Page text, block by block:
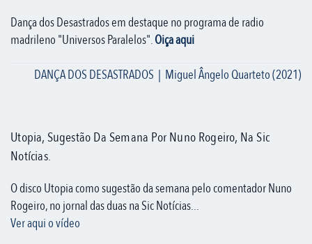
Dança dos Desastrados em destaque no programa de radio
madrileno "Universos Paralelos".Oiça aqui
DANÇA DOS DESASTRADOS | Miguel Ângelo Quarteto (2021)
Utopia, Sugestão Da Semana Por Nuno Rogeiro, Na Sic
Notícias.
O disco Utopia como sugestão da semana pelo comentador Nuno
Rogeiro, no jornal das duas na Sic Notícias...
Ver aqui o vídeo